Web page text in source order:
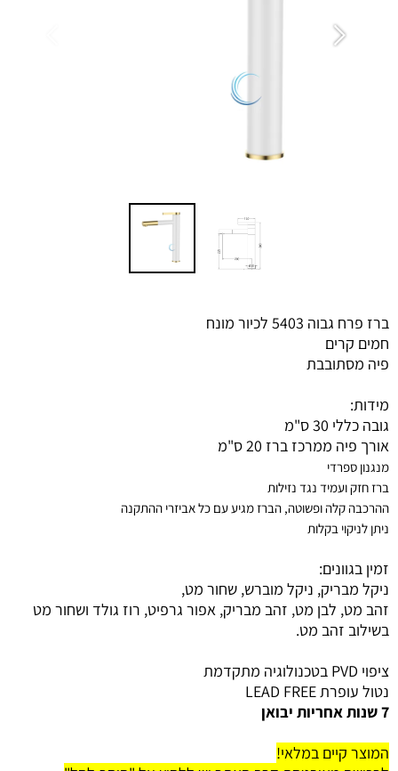
ברז פרח גבוה 5403 לכיור מונח
חמים קרים
פיה מסתובבת
מידות:
גובה כללי 30 ס"מ
אורך פיה ממרכז ברז 20 ס"מ
מנגנון ספרדי
ברז חזק ועמיד נגד נזילות
ההרכבה קלה ופשוטה, הברז מגיע עם כל אביזרי ההתקנה
ניתן לניקוי בקלות
זמין בגוונים:
ניקל מבריק, ניקל מוברש, שחור מט,
זהב מט, לבן מט, זהב מבריק, אפור גרפיט, רוז גולד ושחור מט
בשילוב זהב מט.
ציפוי PVD בטכנולוגיה מתקדמת
נטול עופרת LEAD FREE
7 שנות אחריות יבואן
המוצר קיים במלאי!